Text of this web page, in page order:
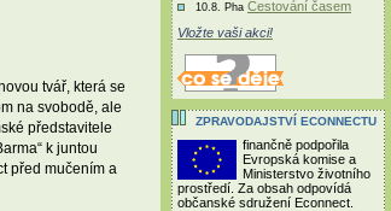
tvář, která se
na svobodě, ale
představitele
k juntou
před mučením a
10.8. Pha Cestování časem
Vložte vaši akci!
ZPRAVODAJSTVÍ ECONNECTU
finančně podpořila
Evropská komise a
Ministerstvo životního
prostředí. Za obsah odpovídá
občanské sdružení Econnect.